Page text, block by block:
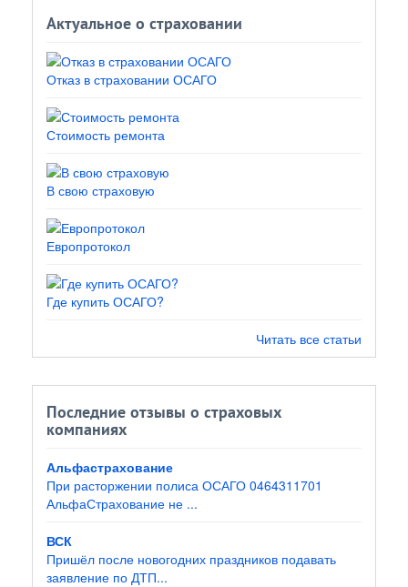
Актуальное о страховании
Отказ в страховании ОСАГО
Стоимость ремонта
В свою страховую
Европротокол
Где купить ОСАГО?
Читать все статьи
Последние отзывы о страховых
компаниях
Альфастрахование
При расторжении полиса ОСАГО 0464311701
АльфаСтрахование не ...
ВСК
Пришёл после новогодних праздников подавать
заявление по ДТП...